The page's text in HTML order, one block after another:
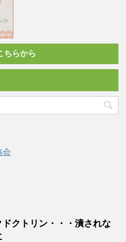
ちらから
会
ドクトリン・・・潰されな